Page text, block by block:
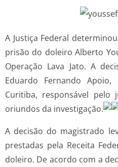
A Justiça Federal
prisão do doleiro Alberto
Operação Lava Jato. A
Eduardo Fernando
Curitiba, responsável pelo
oriundos da investigação.
A decisão do magistrado
prestadas pela Receita
doleiro. De acordo com a